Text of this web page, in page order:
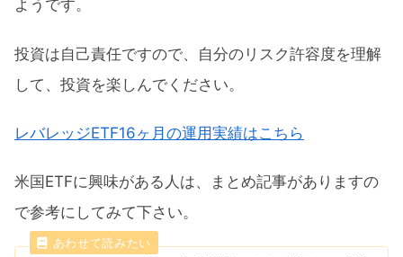
ようです。
投資は自己責任ですので、自分のリスク許容度を理解
して、投資を楽しんでください。
レバレッジETF16ヶ月の運用実績はこちら
米国ETFに興味がある人は、まとめ記事がありますの
で参考にしてみて下さい。